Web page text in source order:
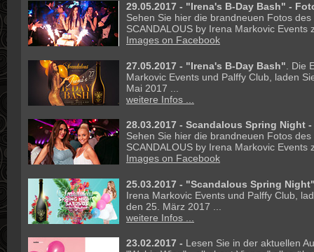
29.05.2017 - "Irena's B-Day Bash" -
Sehen Sie hier die brandneuen Fotos
SCANDALOUS by Irena Markovic Events
Images on Facebook
27.05.2017 - "Irena's B-Day Bash" . Die
Markovic Events und Palffy Club, laden
Mai 2017 ...
weitere Infos ...
28.03.2017 - Scandalous Spring Night
Sehen Sie hier die brandneuen Fotos
SCANDALOUS by Irena Markovic Events
Images on Facebook
25.03.2017 - "Scandalous Spring
Irena Markovic Events und Palffy Club,
den 25. März 2017 ...
weitere Infos ...
23.02.2017 - Lesen Sie in der aktuellen